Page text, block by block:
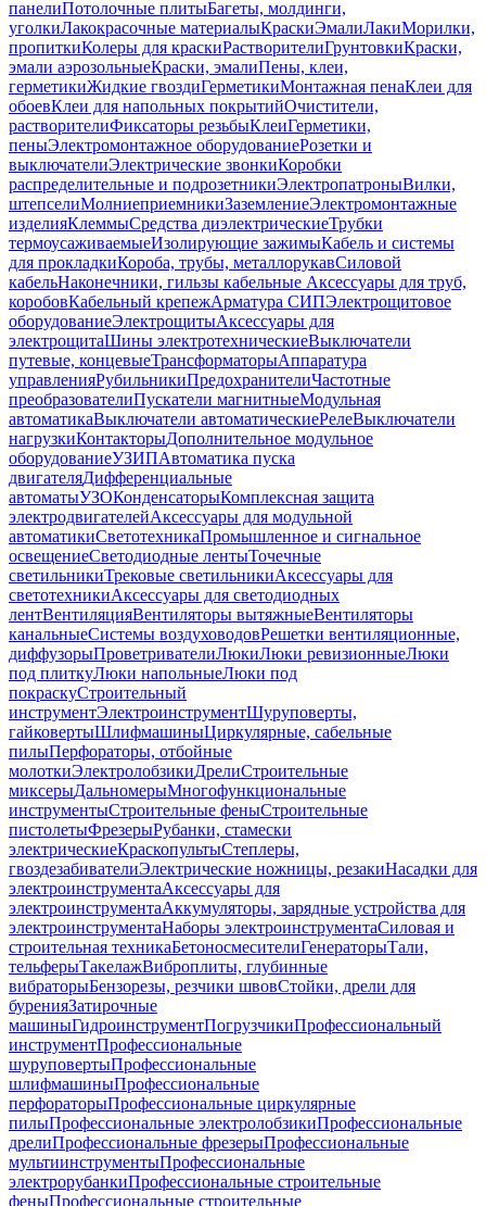
панелиПотолочные плитыБагеты, молдинги,
уголкиЛакокрасочные материалыКраскиЭмалиЛакиМорилки,
пропиткиКолеры для краскиРастворителиГрунтовкиКраски,
эмали аэрозольныеКраски, эмалиПены, клеи,
герметикиЖидкие гвоздиГерметикиМонтажная пенаКлеи для
обоевКлеи для напольных покрытийОчистители,
растворителиФиксаторы резьбыКлеиГерметики,
пеныЭлектромонтажное оборудованиеРозетки и
выключателиЭлектрические звонкиКоробки
распределительные и подрозетникиЭлектропатроныВилки,
штепселиМолниеприемникиЗаземлениеЭлектромонтажные
изделияКлеммыСредства диэлектрическиеТрубки
термоусаживаемыеИзолирующие зажимыКабель и системы
для прокладкиКороба, трубы, металлорукавСиловой
кабельНаконечники, гильзы кабельные Аксессуары для труб,
коробовКабельный крепежАрматура СИПЭлектрощитовое
оборудованиеЭлектрощитыАксессуары для
электрощитаШины электротехническиеВыключатели
путевые, концевыеТрансформаторыАппаратура
управленияРубильникиПредохранителиЧастотные
преобразователиПускатели магнитныеМодульная
автоматикаВыключатели автоматическиеРелеВыключатели
нагрузкиКонтакторыДополнительное модульное
оборудованиеУЗИПАвтоматика пуска
двигателяДифференциальные
автоматыУЗОКонденсаторыКомплексная защита
электродвигателейАксессуары для модульной
автоматикиСветотехникаПромышленное и сигнальное
освещениеСветодиодные лентыТочечные
светильникиТрековые светильникиАксессуары для
светотехникиАксессуары для светодиодных
лентВентиляцияВентиляторы вытяжныеВентиляторы
канальныеСистемы воздуховодовРешетки вентиляционные,
диффузорыПроветривателиЛюкиЛюки ревизионныеЛюки
под плиткуЛюки напольныеЛюки под
покраскуСтроительный
инструментЭлектроинструментШуруповерты,
гайковертыШлифмашиныЦиркулярные, сабельные
пилыПерфораторы, отбойные
молоткиЭлектролобзикиДрелиСтроительные
миксерыДальномерыМногофункциональные
инструментыСтроительные феныСтроительные
пистолетыФрезерыРубанки, стамески
электрическиеКраскопультыСтеплеры,
гвоздезабивателиЭлектрические ножницы, резакиНасадки для
электроинструментаАксессуары для
электроинструментаАккумуляторы, зарядные устройства для
электроинструментаНаборы электроинструментаСиловая и
строительная техникаБетоносмесителиГенераторыТали,
тельферыТакелажВиброплиты, глубинные
вибраторыБензорезы, резчики швовСтойки, дрели для
буренияЗатирочные
машиныГидроинструментПогрузчикиПрофессиональный
инструментПрофессиональные
шуруповертыПрофессиональные
шлифмашиныПрофессиональные
перфораторыПрофессиональные циркулярные
пилыПрофессиональные электролобзикиПрофессиональные
дрелиПрофессиональные фрезерыПрофессиональные
мультиинструментыПрофессиональные
электрорубанкиПрофессиональные строительные
феныПрофессиональные строительные